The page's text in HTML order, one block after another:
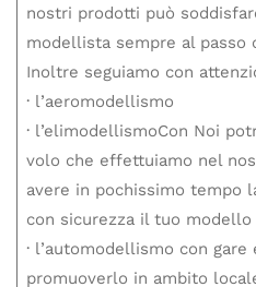
nostri prodotti può
modellista sempre al passo
Inoltre seguiamo con
· l’aeromodellismo
· l’elimodellismoCon Noi
volo che effettuiamo nel
avere in pochissimo tempo
con sicurezza il tuo modello
· l’automodellismo con
promuoverlo in ambito